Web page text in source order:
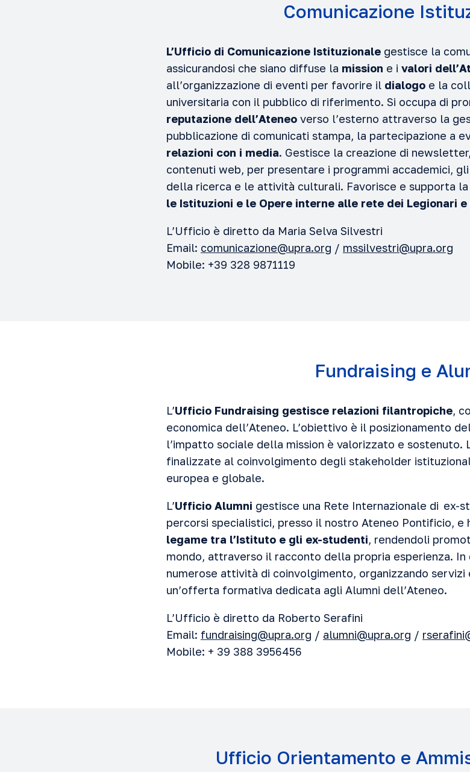
Comunicazione
L’Ufficio di Comunicazione Istituzionale gestisce la
assicurandosi che siano diffuse la mission e i valori
all’organizzazione di eventi per favorire il dialogo e la
universitaria con il pubblico di riferimento. Si occupa di
reputazione dell’Ateneo verso l’esterno attraverso la
pubblicazione di comunicati stampa, la partecipazione a
relazioni con i media. Gestisce la creazione di
contenuti web, per presentare i programmi accademici,
della ricerca e le attività culturali. Favorisce e supporta la
le Istituzioni e le Opere interne alle rete dei Legionari
L’Ufficio è diretto da Maria Selva Silvestri
Email: comunicazione@upra.org / mssilvestri@upra.org
Mobile: +39 328 9871119
Fundraising e
L’Ufficio Fundraising gestisce relazioni filantropiche,
economica dell’Ateneo. L’obiettivo è il posizionamento
l’impatto sociale della mission è valorizzato e
finalizzate al coinvolgimento degli stakeholder
europea e globale.
L’Ufficio Alumni gestisce una Rete Internazionale di ex-
percorsi specialistici, presso il nostro Ateneo Pontificio, e
legame tra l’Istituto e gli ex-studenti, rendendoli
mondo, attraverso il racconto della propria esperienza.
numerose attività di coinvolgimento, organizzando
un’offerta formativa dedicata agli Alumni dell’Ateneo.
L’Ufficio è diretto da Roberto Serafini
Email: fundraising@upra.org / alumni@upra.org /
Mobile: + 39 388 3956456
Ufficio Orientamento e